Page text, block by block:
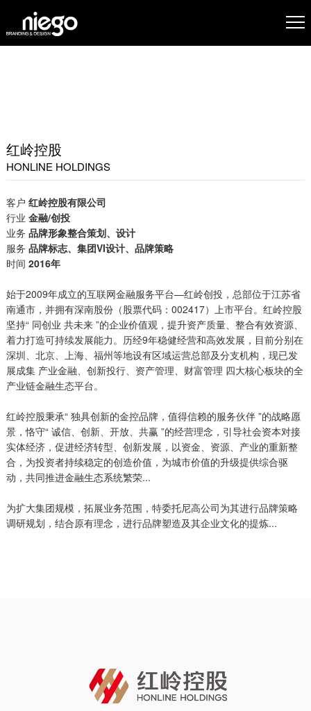
红岭控股
HONLINE HOLDINGS
客户 红岭控股有限公司
行业 金融/创投
业务 品牌形象整合策划、设计
服务 品牌标志、集团VI设计、品牌策略
时间 2016年
始于2009年成立的互联网金融服务平台—红岭创投，总部位于江苏省
南通市，并拥有深南股份（股票代码：002417）上市平台。红岭控股
坚持“ 同创业 共未来 ”的企业价值观，提升资产质量、整合有效资源、
着力打造可持续发展能力。历经9年稳健经营和高效发展，目前分别在
深圳、北京、上海、福州等地设有区域运营总部及分支机构，现已发
展成集 产业金融、创新投行、资产管理、财富管理 四大核心板块的全
产业链金融生态平台。
红岭控股秉承“ 独具创新的金控品牌，值得信赖的服务伙伴 ”的战略愿
景，恪守“ 诚信、创新、开放、共赢 ”的经营理念，引导社会资本对接
实体经济，促进经济转型、创新发展，以资金、资源、产业的重新整
合，为投资者持续稳定的创造价值，为城市价值的升级提供综合驱
动，共同推进金融生态系统繁荣...
为扩大集团规模，拓展业务范围，特委托尼高公司为其进行品牌策略
调研规划，结合原有理念，进行品牌塑造及其企业文化的提炼...